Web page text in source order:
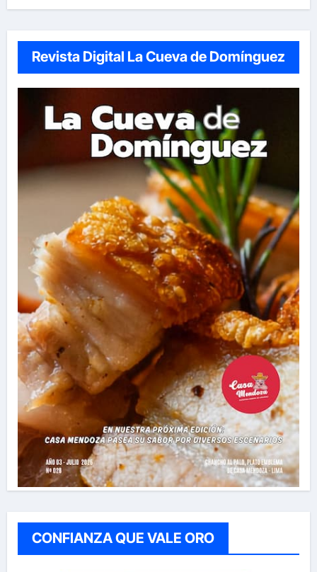
Revista Digital La Cueva de Domínguez
CONFIANZA QUE VALE ORO